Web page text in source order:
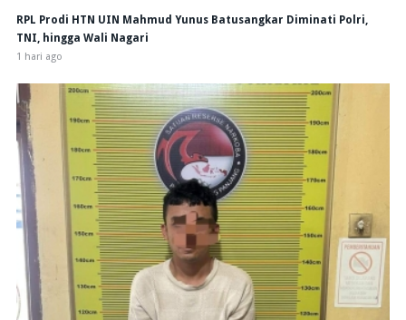
RPL Prodi HTN UIN Mahmud Yunus Batusangkar Diminati Polri,
TNI, hingga Wali Nagari
1 hari ago